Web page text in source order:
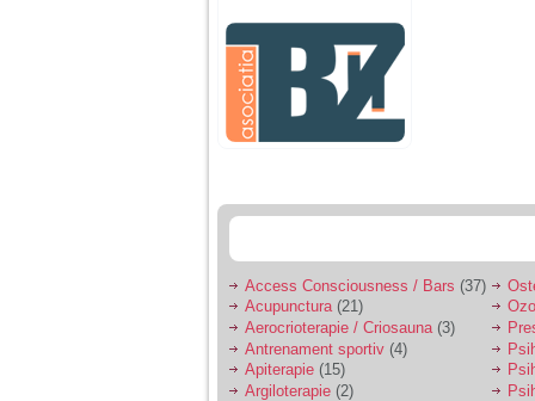
agresiva, orice
greseala era taxata cu
o palma sau pedepse.
De 4 ani am o relatie
serioasa cu un barbat
sa se manifeste o
Ma aflu aici pentru ca
vreau sa stiu daca am
nevoie de un psiholog
sau psihiatru.
Access Consciousness / Bars (37)
Acupunctura(21)
Aerocrioterapie / Criosauna (3)
Antrenament sportiv (4)
Apiterapie (15)
Argiloterapie (2)